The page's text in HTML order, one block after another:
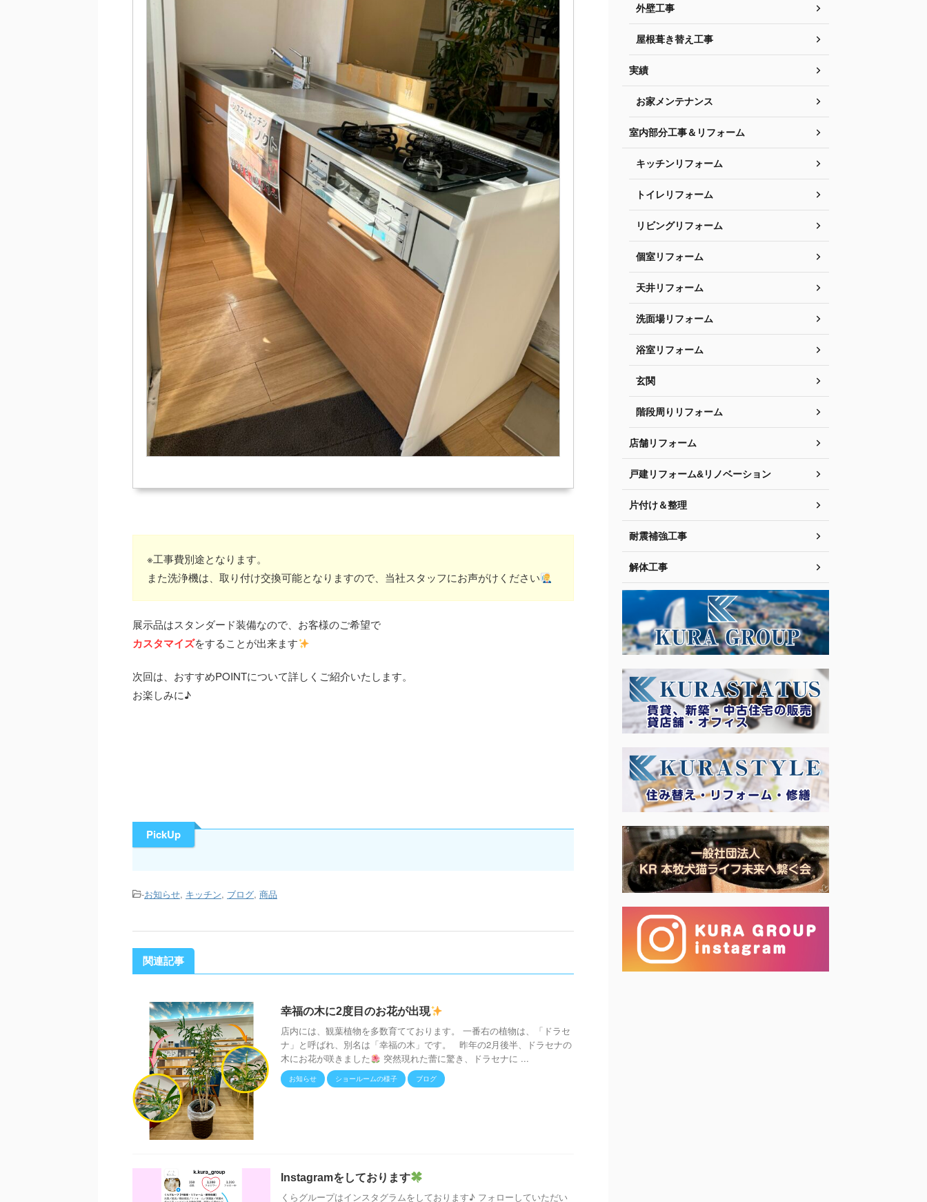
※工事費別途となります。
また洗浄機は、取り付け交換可能となりますので、当社スタッフにお声がけください
展示品はスタンダード装備なので、お客様のご希望で
カスタマイズをすることが出来ます
次回は、おすすめPOINTについて詳しくご紹介いたします。
お楽しみに♪
PickUp
-お知らせ, キッチン, ブログ, 商品
関連記事
幸福の木に2度目のお花が出現
店内には、観葉植物を多数育てております。 一番右の植物は、「ドラセ
ナ」と呼ばれ、別名は「幸福の木」です。 昨年の2月後半、ドラセナの
木にお花が咲きました
突然現れた蕾に驚き、ドラセナに ...
お知らせ ショールームの様子 ブログ
Instagramをしております
くらグループはインスタグラムをしております♪ フォローしていただい
外壁工事
屋根葺き替え工事
実績
お家メンテナンス
室内部分工事＆リフォーム
キッチンリフォーム
トイレリフォーム
リビングリフォーム
個室リフォーム
天井リフォーム
洗面場リフォーム
浴室リフォーム
玄関
階段周りリフォーム
店舗リフォーム
戸建リフォーム&リノベーション
片付け＆整理
耐震補強工事
解体工事